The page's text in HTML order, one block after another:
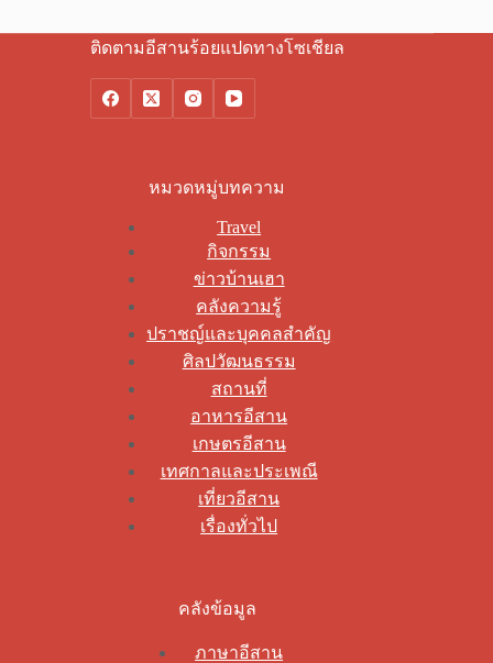
ติดตามอีสานร้อยแปดทางโซเชียล
หมวดหมู่บทความ
Travel
กิจกรรม
ข่าวบ้านเฮา
คลังความรู้
ปราชญ์และบุคคลสำคัญ
ศิลปวัฒนธรรม
สถานที่
อาหารอีสาน
เกษตรอีสาน
เทศกาลและประเพณี
เที่ยวอีสาน
เรื่องทั่วไป
คลังข้อมูล
ภาษาอีสาน